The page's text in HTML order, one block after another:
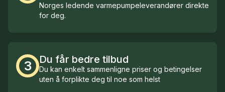
Norges ledende varmepumpeleverandører direkte
for deg.
3 Du får bedre tilbud
Du kan enkelt sammenligne priser og betingelser
uten å forplikte deg til noe som helst